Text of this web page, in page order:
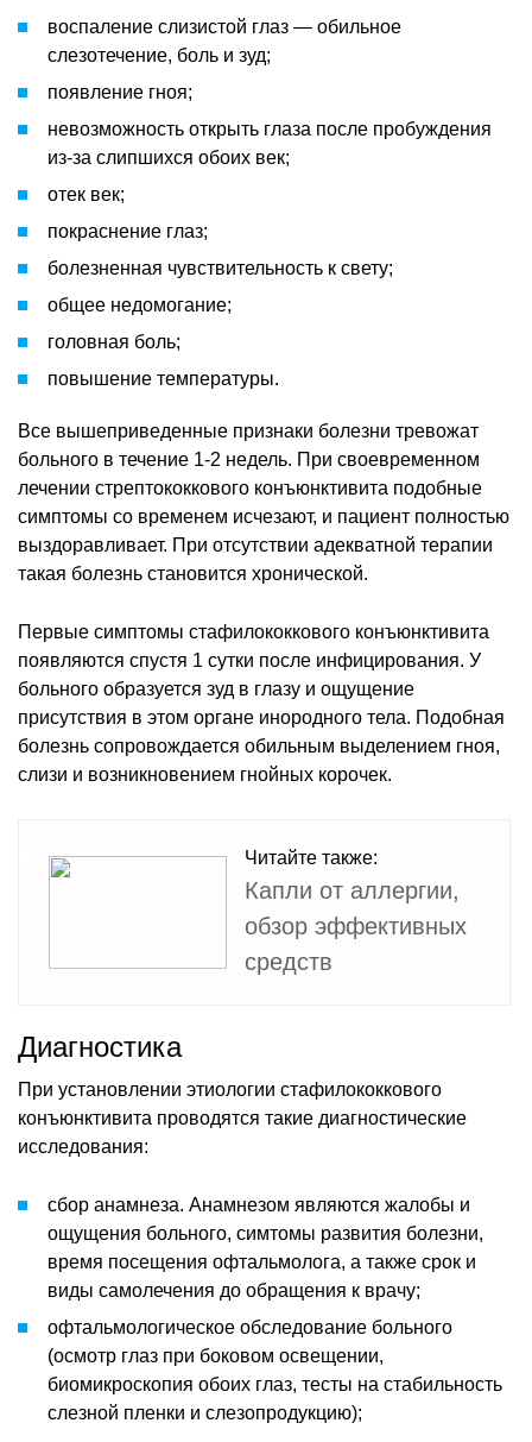
воспаление слизистой глаз — обильное
слезотечение, боль и зуд;
появление гноя;
невозможность открыть глаза после пробуждения
из-за слипшихся обоих век;
отек век;
покраснение глаз;
болезненная чувствительность к свету;
общее недомогание;
головная боль;
повышение температуры.
Все вышеприведенные признаки болезни тревожат
больного в течение 1-2 недель. При своевременном
лечении стрептококкового конъюнктивита подобные
симптомы со временем исчезают, и пациент полностью
выздоравливает. При отсутствии адекватной терапии
такая болезнь становится хронической.
Первые симптомы стафилококкового конъюнктивита
появляются спустя 1 сутки после инфицирования. У
больного образуется зуд в глазу и ощущение
присутствия в этом органе инородного тела. Подобная
болезнь сопровождается обильным выделением гноя,
слизи и возникновением гнойных корочек.
Читайте также:
Капли от аллергии,
обзор эффективных
средств
Диагностика
При установлении этиологии стафилококкового
конъюнктивита проводятся такие диагностические
исследования:
сбор анамнеза. Анамнезом являются жалобы и
ощущения больного, симтомы развития болезни,
время посещения офтальмолога, а также срок и
виды самолечения до обращения к врачу;
офтальмологическое обследование больного
(осмотр глаз при боковом освещении,
биомикроскопия обоих глаз, тесты на стабильность
слезной пленки и слезопродукцию);